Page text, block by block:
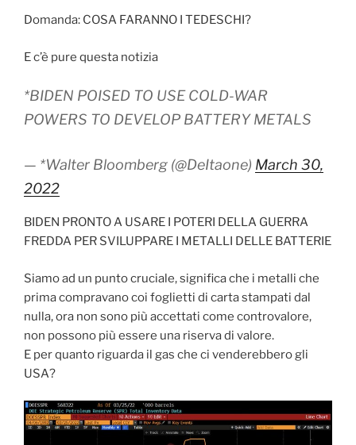
Domanda: COSA FARANNO I TEDESCHI?
E c’è pure questa notizia
*BIDEN POISED TO USE COLD-WAR
POWERS TO DEVELOP BATTERY METALS
— *Walter Bloomberg (@DeItaone) March 30,
2022
BIDEN PRONTO A USARE I POTERI DELLA GUERRA
FREDDA PER SVILUPPARE I METALLI DELLE BATTERIE
Siamo ad un punto cruciale, significa che i metalli che
prima compravano coi foglietti di carta stampati dal
nulla, ora non sono più accettati come controvalore,
non possono più essere una riserva di valore.
E per quanto riguarda il gas che ci venderebbero gli
USA?